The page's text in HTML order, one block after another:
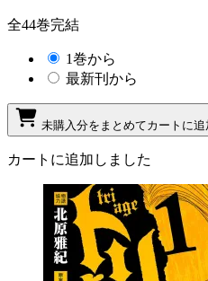
全44巻完結
1巻から
最新刊から
未購入分をまとめてカートに追
カートに追加しました